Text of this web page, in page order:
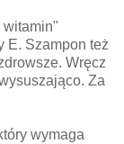
witamin"
E. Szampon też
Wręcz
Za
wymaga